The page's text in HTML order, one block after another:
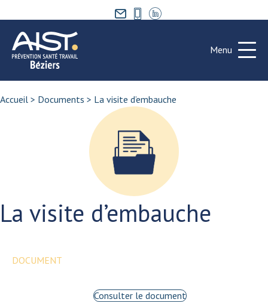
Menu
Accueil > Documents > La visite d’embauche
La visite d’embauche
DOCUMENT
Consulter le document